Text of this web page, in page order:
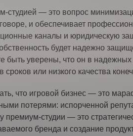
студией — это вопрос
и обеспечивает
каналы и юридическую
будет надежно
быть уверены, что он в надежных
или низкого качества
что игровой бизнес — это
потерями: испорченной
премиум-студии — это
бренда и создание